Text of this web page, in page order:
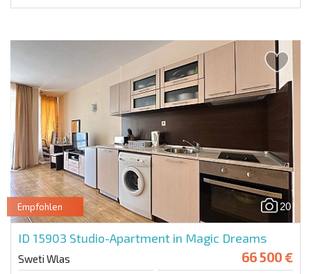
20
Empfohlen
ID 15903 Studio-Apartment in Magic Dreams
Sweti Wlas 66 500 €